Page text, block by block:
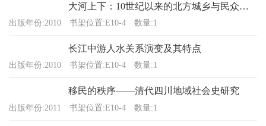
大河上下：10世纪以来的北方城乡与民众生活
出版年份:2010 书架位置:E10-4 数量:1
长江中游人水关系演变及其特点
出版年份:2010 书架位置:E10-4 数量:1
移民的秩序——清代四川地域社会史研究
出版年份:2011 书架位置:E10-4 数量:1